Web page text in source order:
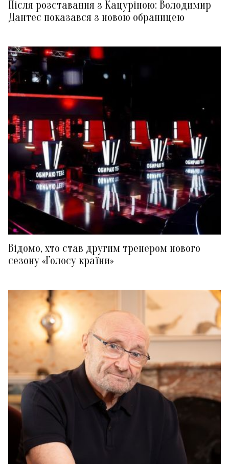
Після розставання з Кацуріною: Володимир
Дантес показався з новою обраницею
Відомо, хто став другим тренером нового
сезону «Голосу країни»